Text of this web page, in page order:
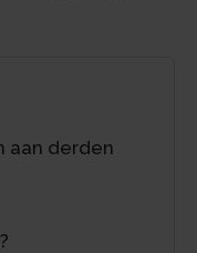
aan derden